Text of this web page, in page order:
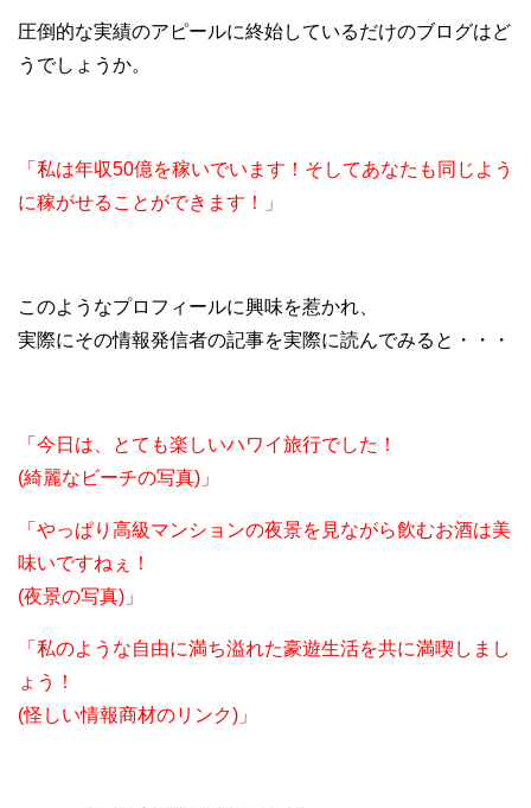
圧倒的な実績のアピールに終始しているだけのブログはど
うでしょうか。
「私は年収50億を稼いでいます！そしてあなたも同じよう
に稼がせることができます！」
このようなプロフィールに興味を惹かれ、
実際にその情報発信者の記事を実際に読んでみると・・・
「今日は、とても楽しいハワイ旅行でした！
(綺麗なビーチの写真)」
「やっぱり高級マンションの夜景を見ながら飲むお酒は美
味いですねぇ！
(夜景の写真)」
「私のような自由に満ち溢れた豪遊生活を共に満喫しまし
ょう！
(怪しい情報商材のリンク)」